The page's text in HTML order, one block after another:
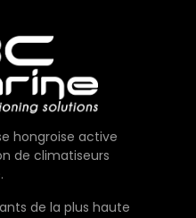
hongroise active
de climatiseurs
de la plus haute